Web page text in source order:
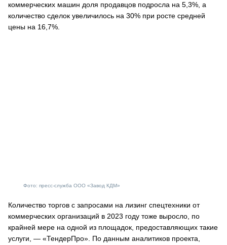
коммерческих машин доля продавцов подросла на 5,3%, а
количество сделок увеличилось на 30% при росте средней
цены на 16,7%.
Фото: пресс-служба ООО «Завод КДМ»
Количество торгов с запросами на лизинг спецтехники от
коммерческих организаций в 2023 году тоже выросло, по
крайней мере на одной из площадок, предоставляющих такие
услуги, — «ТендерПро». По данным аналитиков проекта,